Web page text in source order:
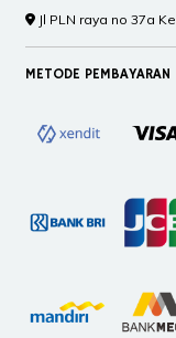
Jl PLN raya no 37a
METODE PEMBAYARAN